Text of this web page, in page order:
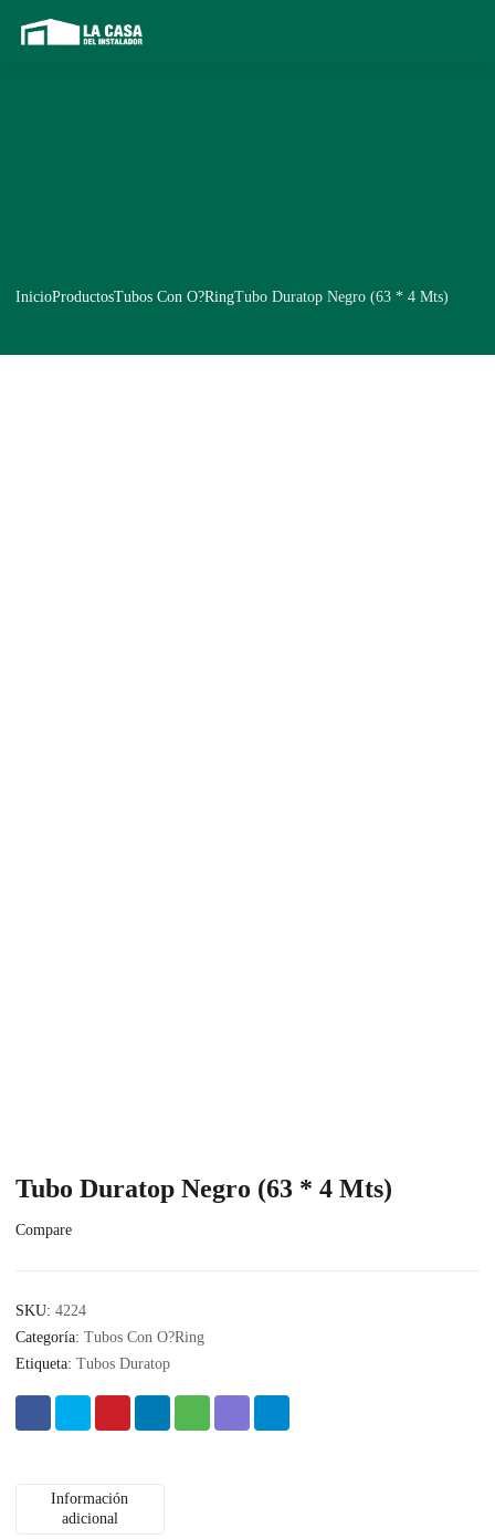
InicioProductosTubos Con O?RingTubo Duratop Negro (63 * 4 Mts)
Tubo Duratop Negro (63 * 4 Mts)
Compare
SKU: 4224
Categoría: Tubos Con O?Ring
Etiqueta: Tubos Duratop
Información
adicional